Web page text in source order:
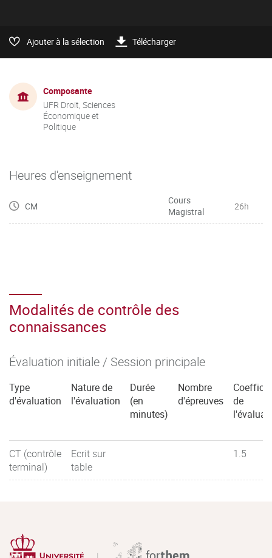
Ajouter à la sélection Télécharger
Composante
UFR Droit, Sciences
Économique et
Politique
Heures d'enseignement
CM
Cours
Magistral
26h
Modalités de contrôle des
connaissances
Évaluation initiale / Session principale
Type
d'évaluation
Nature de
l'évaluation
Durée
(en
minutes)
Nombre
d'épreuves
de
CT (contrôle
terminal)
Ecrit sur
table
1.5